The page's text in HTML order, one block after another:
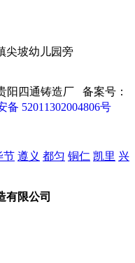
尖坡幼儿园旁
阳四通铸造厂 备案号：
备 52011302004806号
节 遵义 都匀 铜仁 凯里 兴
有限公司